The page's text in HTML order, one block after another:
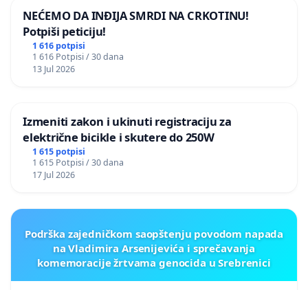
NEĆEMO DA INĐIJA SMRDI NA CRKOTINU!
Potpiši peticiju!
1 616 potpisi
1 616 Potpisi / 30 dana
13 Jul 2026
Izmeniti zakon i ukinuti registraciju za
električne bicikle i skutere do 250W
1 615 potpisi
1 615 Potpisi / 30 dana
17 Jul 2026
Podrška zajedničkom saopštenju povodom napada
na Vladimira Arsenijevića i sprečavanja
komemoracije žrtvama genocida u Srebrenici